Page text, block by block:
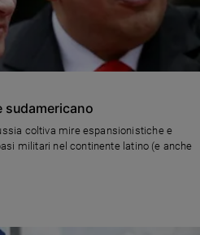
sudamericano
coltiva mire espansionistiche e
militari nel continente latino (e anche